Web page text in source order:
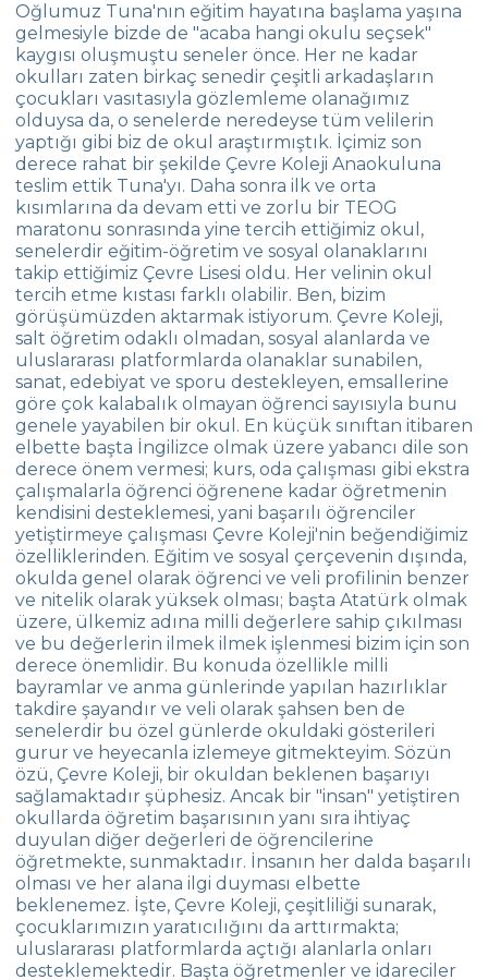
Melda ÜNALDI – Bukle ÜNALDI
Rana Koçyiğit Bostan- Namık Kemal
Bostan (Beyzanur Bostan’ın velisi)
Volkan-Güzide KOŞAR (Dila Koşar’ın velisi)
Jülide Büyükavcı (Ege Büyükavcı’nın
velisi)
Filiz Gökcan (Övgü Gökcan’ın velisi)
Kicha Gadis (Stefanos Gadis’in velisi)
TÜLAY-ADNAN ERCAN (Ceren Ercan’ın
velisi)
Serap–Münir ÖZÜAÇIKSÖZ (Yaren
Özüaçıksöz’ün velisi)
Güldane ALKAN (Mert Özüölmez’in velisi)
Şükran GÜVENİR (Yaren Güvenir’in velisi)
Hakan Temizoğlu (Selin Temizoğlu’nun
velisi)
Hatice İşeri (Talat İşeri’nin velisi)
Sabiha Ötker (Kardelen Ötker’in velisi)
Funda Şendil (Tuna Şendil’in velisi)
Oya SARITAŞ – Ayhan SARITAŞ (Arda
SARITAŞ – Dilara SARITAŞ’ın velisi)
Özden ACAR (Anıl ALPKAYA’nın velisi)
Erna BELGİN (Erna Dila Güvel’in velisi)
Meltem-Osman Yeşil (Duygu Yeşil’in velisi)
Özlem-Yılmaz Sevenay (Ece Sevenay’ın
velisi)
Oğlumuz Tuna'nın eğitim hayatına başlama yaşına
gelmesiyle bizde de "acaba hangi okulu seçsek"
kaygısı oluşmuştu seneler önce. Her ne kadar
okulları zaten birkaç senedir çeşitli arkadaşların
çocukları vasıtasıyla gözlemleme olanağımız
olduysa da, o senelerde neredeyse tüm velilerin
yaptığı gibi biz de okul araştırmıştık. İçimiz son
derece rahat bir şekilde Çevre Koleji Anaokuluna
teslim ettik Tuna'yı. Daha sonra ilk ve orta
kısımlarına da devam etti ve zorlu bir TEOG
maratonu sonrasında yine tercih ettiğimiz okul,
senelerdir eğitim-öğretim ve sosyal olanaklarını
takip ettiğimiz Çevre Lisesi oldu. Her velinin okul
tercih etme kıstası farklı olabilir. Ben, bizim
görüşümüzden aktarmak istiyorum. Çevre Koleji,
salt öğretim odaklı olmadan, sosyal alanlarda ve
uluslararası platformlarda olanaklar sunabilen,
sanat, edebiyat ve sporu destekleyen, emsallerine
göre çok kalabalık olmayan öğrenci sayısıyla bunu
genele yayabilen bir okul. En küçük sınıftan itibaren
elbette başta İngilizce olmak üzere yabancı dile son
derece önem vermesi; kurs, oda çalışması gibi ekstra
çalışmalarla öğrenci öğrenene kadar öğretmenin
kendisini desteklemesi, yani başarılı öğrenciler
yetiştirmeye çalışması Çevre Koleji'nin beğendiğimiz
özelliklerinden. Eğitim ve sosyal çerçevenin dışında,
okulda genel olarak öğrenci ve veli profilinin benzer
ve nitelik olarak yüksek olması; başta Atatürk olmak
üzere, ülkemiz adına milli değerlere sahip çıkılması
ve bu değerlerin ilmek ilmek işlenmesi bizim için son
derece önemlidir. Bu konuda özellikle milli
bayramlar ve anma günlerinde yapılan hazırlıklar
takdire şayandır ve veli olarak şahsen ben de
senelerdir bu özel günlerde okuldaki gösterileri
gurur ve heyecanla izlemeye gitmekteyim. Sözün
özü, Çevre Koleji, bir okuldan beklenen başarıyı
sağlamaktadır şüphesiz. Ancak bir "insan" yetiştiren
okullarda öğretim başarısının yanı sıra ihtiyaç
duyulan diğer değerleri de öğrencilerine
öğretmekte, sunmaktadır. İnsanın her dalda başarılı
olması ve her alana ilgi duyması elbette
beklenemez. İşte, Çevre Koleji, çeşitliliği sunarak,
çocuklarımızın yaratıcılığını da arttırmakta;
uluslararası platformlarda açtığı alanlarla onları
desteklemektedir. Başta öğretmenler ve idareciler